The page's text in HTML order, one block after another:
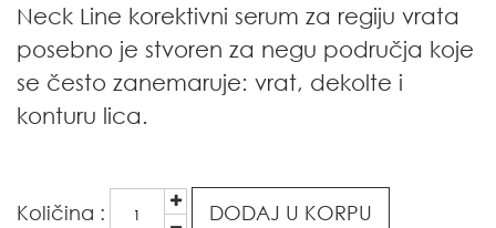
Neck Line korektivni serum za regiju vrata
posebno je stvoren za negu područja koje
se često zanemaruje: vrat, dekolte i
konturu lica.
Količina : DODAJ U KORPU